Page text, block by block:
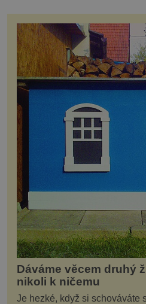
Dáváme věcem druhý
nikoli k ničemu
Je hezké, když si schováváte